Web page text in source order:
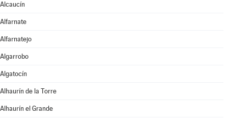
Alcaucín
Alfarnate
Alfarnatejo
Algarrobo
Algatocín
Alhaurín de la Torre
Alhaurín el Grande